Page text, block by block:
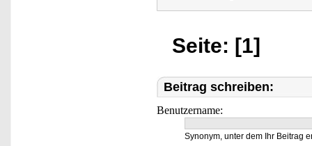
Seite: [1]
Beitrag schreiben:
Benutzername:
Synonym, unter dem Ihr Beitrag